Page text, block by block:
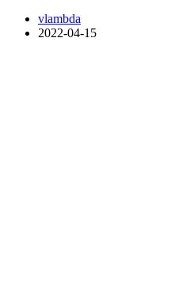
vlambda
2022-04-15